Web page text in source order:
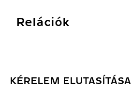
Relációk
KÉRELEM ELUTASÍTÁSA